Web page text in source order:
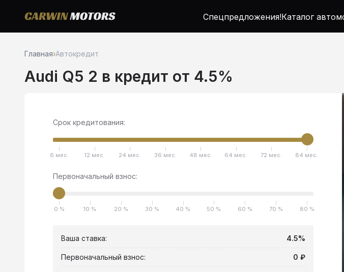
Спецпредложения!Каталог
Главная›Автокредит
Audi Q5 2 в кредит от 4.5%
Срок кредитования:
6 мес. 12 мес. 24 мес. 36 мес. 48 мес. 64 мес. 72 мес. 84 мес.
Первоначальный взнос:
0 % 10 % 20 % 30 % 40 % 50 % 60 % 70 % 80 %
Ваша ставка: 4.5%
Первоначальный взнос: 0 ₽